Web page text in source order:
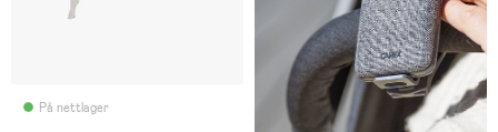
På nettlager